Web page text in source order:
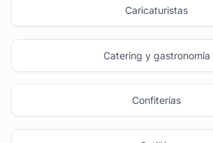
Caricaturistas
Catering y gastronomía
Confiterías